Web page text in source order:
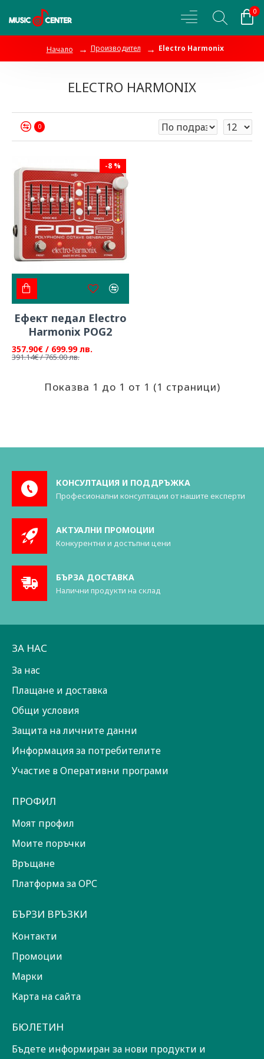
0
Начало Производител Electro Harmonix
ELECTRO HARMONIX
0
-8 %
Ефект педал Electro
Harmonix POG2
357.90€ / 699.99 лв.
391.14€ / 765.00 лв.
Показва 1 до 1 от 1 (1 страници)
КОНСУЛТАЦИЯ И ПОДДРЪЖКА
Професионални консултации от нашите експерти
АКТУАЛНИ ПРОМОЦИИ
Конкурентни и достъпни цени
БЪРЗА ДОСТАВКА
Налични продукти на склад
ЗА НАС
За нас
Плащане и доставка
Общи условия
Защита на личните данни
Информация за потребителите
Участие в Оперативни програми
ПРОФИЛ
Моят профил
Моите поръчки
Връщане
Платформа за ОРС
БЪРЗИ ВРЪЗКИ
Контакти
Промоции
Марки
Карта на сайта
БЮЛЕТИН
Бъдете информиран за нови продукти и